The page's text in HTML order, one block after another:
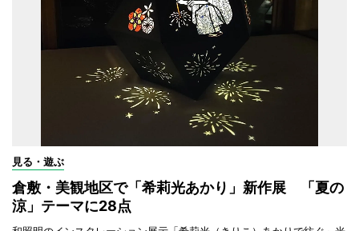
見る・遊ぶ
倉敷・美観地区で「希莉光あかり」新作展 「夏の
涼」テーマに28点